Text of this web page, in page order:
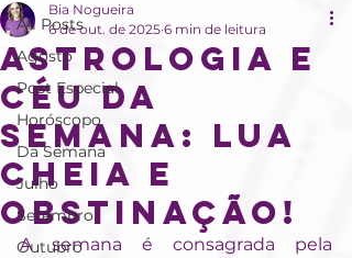
All Posts
Agosto
Post Especial
Horóscopo
Da Semana
Julho
Setembro
Outubro
Astrologia e
céu da
semana: Lua
Cheia e
obstinação!
Bia Nogueira
6 de out. de 2025 6 min de leitura
A semana é consagrada pela